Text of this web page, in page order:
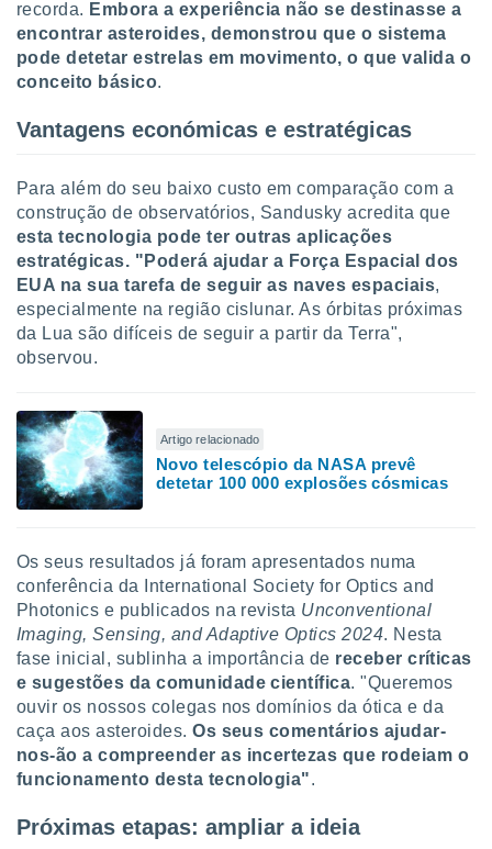
recorda. Embora a experiência não se destinasse a
encontrar asteroides, demonstrou que o sistema
pode detetar estrelas em movimento, o que valida o
conceito básico.
Vantagens económicas e estratégicas
Para além do seu baixo custo em comparação com a
construção de observatórios, Sandusky acredita que
esta tecnologia pode ter outras aplicações
estratégicas. "Poderá ajudar a Força Espacial dos
EUA na sua tarefa de seguir as naves espaciais,
especialmente na região cislunar. As órbitas próximas
da Lua são difíceis de seguir a partir da Terra",
observou.
Artigo relacionado
Novo telescópio da NASA prevê
detetar 100 000 explosões cósmicas
Os seus resultados já foram apresentados numa
conferência da International Society for Optics and
Photonics e publicados na revista Unconventional
Imaging, Sensing, and Adaptive Optics 2024. Nesta
fase inicial, sublinha a importância de receber críticas
e sugestões da comunidade científica. "Queremos
ouvir os nossos colegas nos domínios da ótica e da
caça aos asteroides.Os seus comentários ajudar-
nos-ão a compreender as incertezas que rodeiam o
funcionamento desta tecnologia".
Próximas etapas: ampliar a ideia